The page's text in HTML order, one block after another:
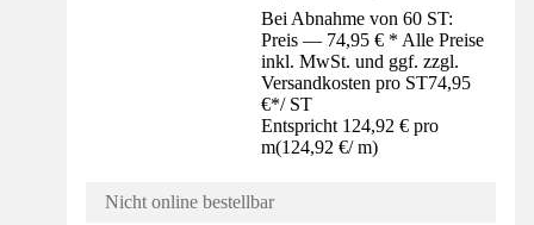
Bei Abnahme von 60 ST:
Preis — 74,95 € * Alle Preise
inkl. MwSt. und ggf. zzgl.
Versandkosten pro ST74,95
€*/ ST
Entspricht 124,92 € pro
m(124,92 €/ m)
Nicht online bestellbar